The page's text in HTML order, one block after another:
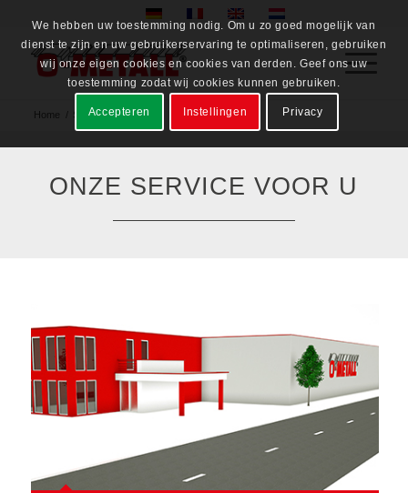
Home / Service
ONZE SERVICE VOOR U
We hebben uw toestemming nodig. Om u zo goed mogelijk van
dienst te zijn en uw gebruikerservaring te optimaliseren, gebruiken
wij onze eigen cookies en cookies van derden. Geef ons uw
toestemming zodat wij cookies kunnen gebruiken.
Accepteren Instellingen Privacy